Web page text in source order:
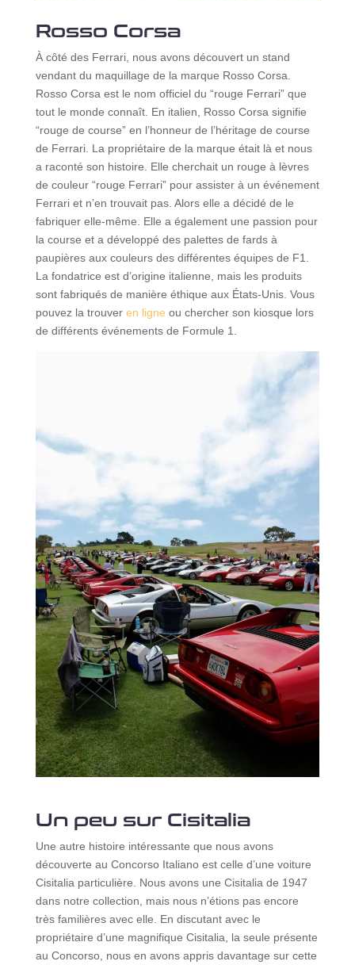
Rosso Corsa
À côté des Ferrari, nous avons découvert un stand
vendant du maquillage de la marque Rosso Corsa.
Rosso Corsa est le nom officiel du “rouge Ferrari” que
tout le monde connaît. En italien, Rosso Corsa signifie
“rouge de course” en l’honneur de l’héritage de course
de Ferrari. La propriétaire de la marque était là et nous
a raconté son histoire. Elle cherchait un rouge à lèvres
de couleur “rouge Ferrari” pour assister à un événement
Ferrari et n’en trouvait pas. Alors elle a décidé de le
fabriquer elle-même. Elle a également une passion pour
la course et a développé des palettes de fards à
paupières aux couleurs des différentes équipes de F1.
La fondatrice est d’origine italienne, mais les produits
sont fabriqués de manière éthique aux États-Unis. Vous
pouvez la trouver en ligne ou chercher son kiosque lors
de différents événements de Formule 1.
Un peu sur Cisitalia
Une autre histoire intéressante que nous avons
découverte au Concorso Italiano est celle d’une voiture
Cisitalia particulière. Nous avons une Cisitalia de 1947
dans notre collection, mais nous n’étions pas encore
très familières avec elle. En discutant avec le
propriétaire d’une magnifique Cisitalia, la seule présente
au Concorso, nous en avons appris davantage sur cette